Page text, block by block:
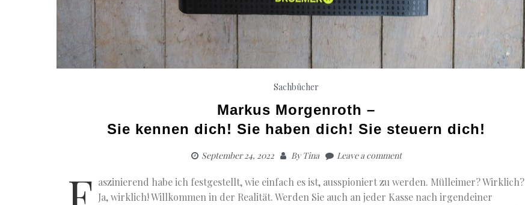
Sachbücher
Markus Morgenroth –
Sie kennen dich! Sie haben dich! Sie steuern dich!
September 24, 2022 ByTina Leave a comment
aszinierend habe ich festgestellt, wie einfach es ist, ausspioniert zu werden. Mülleimer? Wirklich?
Ja, wirklich! Willkommen in der Realität. Werden Sie auch an jeder Kasse nach irgendeiner